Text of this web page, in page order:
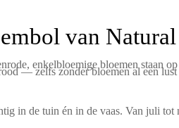
van
enkelbloemige bloemen staan
— zelfs zonder bloemen al een
in de tuin én in de vaas. Van juli